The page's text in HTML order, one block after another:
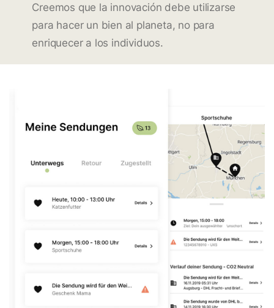
Creemos que la innovación debe utilizarse
para hacer un bien al planeta, no para
enriquecer a los individuos.